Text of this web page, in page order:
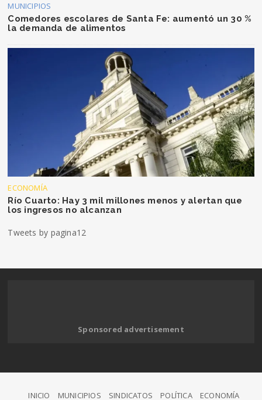
MUNICIPIOS
Comedores escolares de Santa Fe: aumentó un 30 %
la demanda de alimentos
ECONOMÍA
Río Cuarto: Hay 3 mil millones menos y alertan que
los ingresos no alcanzan
Tweets by pagina12
Sponsored advertisement
INICIO MUNICIPIOS SINDICATOS POLÍTICA ECONOMÍA